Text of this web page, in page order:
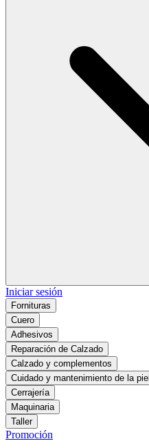
Iniciar sesión
Fornituras
Cuero
Adhesivos
Reparación de Calzado
Calzado y complementos
Cuidado y mantenimiento de la piel
Cerrajería
Maquinaria
Taller
Promoción